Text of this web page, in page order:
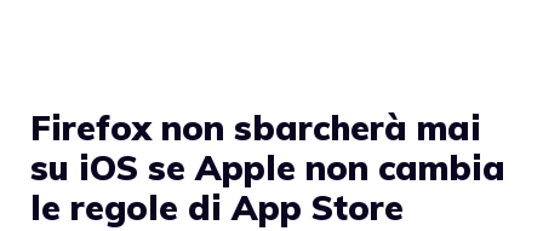
Firefox non sbarcherà mai
su iOS se Apple non cambia
le regole di App Store